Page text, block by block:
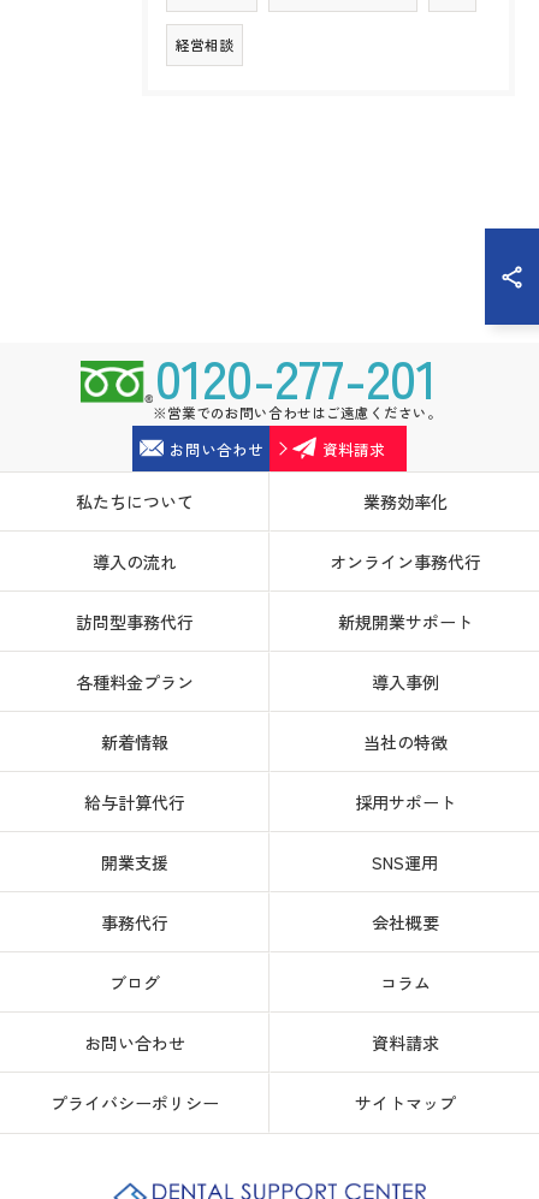
経営相談
0120-277-201
※営業でのお問い合わせはご遠慮ください。
お問い合わせ 資料請求
私たちについて 業務効率化
導入の流れ オンライン事務代行
訪問型事務代行 新規開業サポート
各種料金プラン 導入事例
新着情報 当社の特徴
給与計算代行 採用サポート
開業支援 SNS運用
事務代行 会社概要
ブログ コラム
お問い合わせ 資料請求
プライバシーポリシー サイトマップ